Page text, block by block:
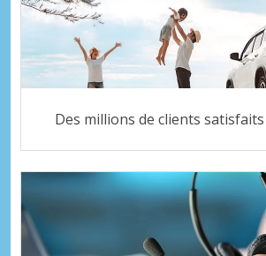
Des millions de clients satisfaits